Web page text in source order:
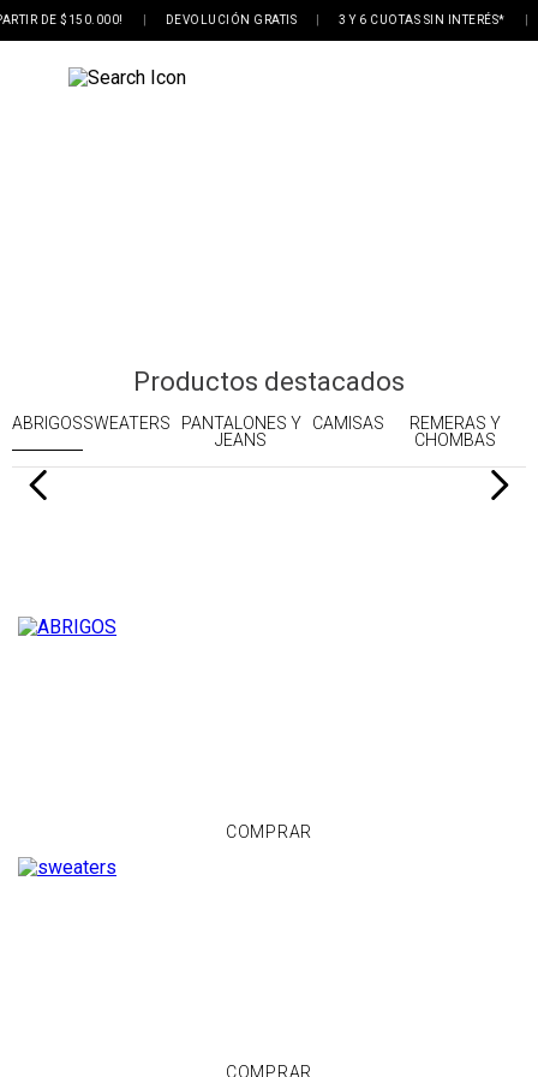
DE $150.000! DEVOLUCIÓN GRATIS 3 Y 6 CUOTAS SIN INTERÉS*
Productos destacados
ABRIGOSSWEATERS
PANTALONES Y
JEANS
CAMISAS
REMERAS Y
CHOMBAS
COMPRAR
COMPRAR